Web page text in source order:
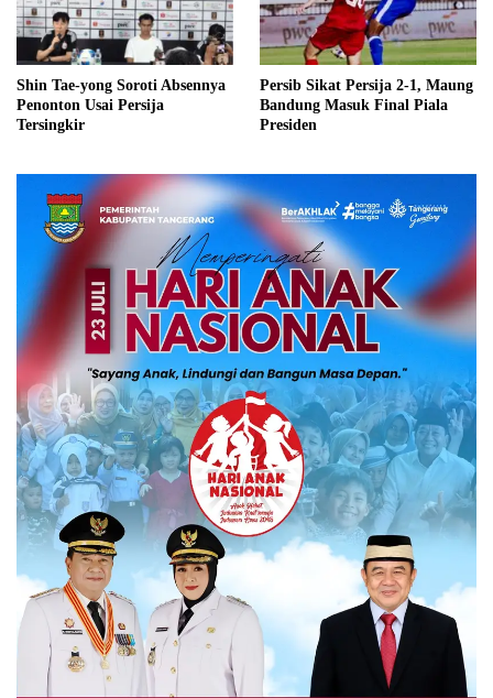
Shin Tae-yong Soroti Absennya
Penonton Usai Persija
Tersingkir
Persib Sikat Persija 2-1, Maung
Bandung Masuk Final Piala
Presiden